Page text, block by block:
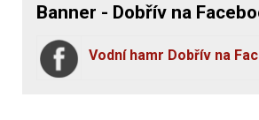
Banner - Dobřív na
Vodní hamr Dobřív na